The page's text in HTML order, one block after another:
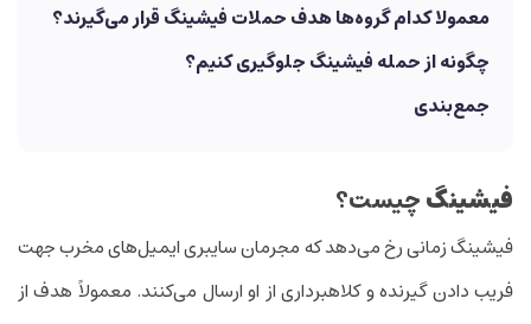
معمولا کدام گروه‌ها هدف حملات فیشینگ قرار می‌گیرند؟
چگونه از حمله فیشینگ جلوگیری کنیم؟
جمع‌بندی
فیشینگچیست؟
فیشینگ زمانی رخ می‌دهد که مجرمان سایبری ‌ایمیل‌های مخرب جهت
فریب دادن گیرنده و کلاهبرداری از او ارسال می‌کنند. معمولاً هدف از